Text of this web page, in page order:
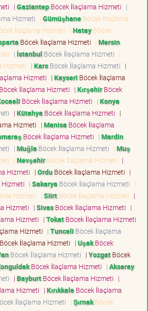
| GaziantepBöcek İlaçlama Hizmeti |
Hizmeti | GümüşhaneBöcek İlaçlama
İlaçlama Hizmeti | HatayBöcek
Böcek İlaçlama Hizmeti | Mersin
| İstanbul Böcek İlaçlama Hizmeti |
Hizmeti | KarsBöcek İlaçlama Hizmeti |
Hizmeti | Kayseri Böcek İlaçlama
Böcek İlaçlama Hizmeti | KırşehirBöcek
Böcek İlaçlama Hizmeti | Konya
| Kütahya Böcek İlaçlama Hizmeti |
Hizmeti | Manisa Böcek İlaçlama
Böcek İlaçlama Hizmeti | Mardin
| Muğla Böcek İlaçlama Hizmeti | Muş
| NevşehirBöcek İlaçlama Hizmeti |
Hizmeti | OrduBöcek İlaçlama Hizmeti |
| Sakarya Böcek İlaçlama Hizmeti |
Hizmeti | SiirtBöcek İlaçlama Hizmeti |
Hizmeti | SivasBöcek İlaçlama Hizmeti |
Hizmeti | TokatBöcek İlaçlama Hizmeti
Hizmeti | Tunceli Böcek İlaçlama
Böcek İlaçlama Hizmeti | UşakBöcek
Böcek İlaçlama Hizmeti | YozgatBöcek
Böcek İlaçlama Hizmeti | Aksaray
| BayburtBöcek İlaçlama Hizmeti |
Hizmeti | KırıkkaleBöcek İlaçlama
İlaçlama Hizmeti | ŞırnakBöcek